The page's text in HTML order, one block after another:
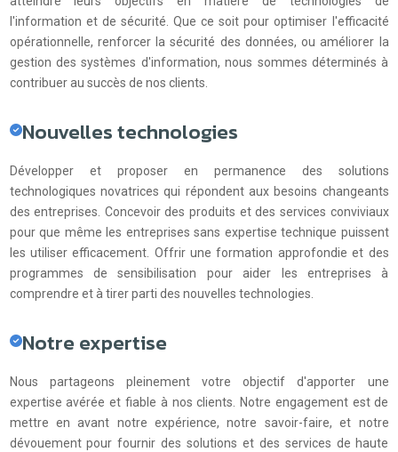
l'information et de sécurité. Que ce soit pour optimiser l'efficacité
opérationnelle, renforcer la sécurité des données, ou améliorer la
gestion des systèmes d'information, nous sommes déterminés à
contribuer au succès de nos clients.
Nouvelles technologies
Développer et proposer en permanence des solutions
technologiques novatrices qui répondent aux besoins changeants
des entreprises. Concevoir des produits et des services conviviaux
pour que même les entreprises sans expertise technique puissent
les utiliser efficacement. Offrir une formation approfondie et des
programmes de sensibilisation pour aider les entreprises à
comprendre et à tirer parti des nouvelles technologies.
Notre expertise
Nous partageons pleinement votre objectif d'apporter une
expertise avérée et fiable à nos clients. Notre engagement est de
mettre en avant notre expérience, notre savoir-faire, et notre
dévouement pour fournir des solutions et des services de haute